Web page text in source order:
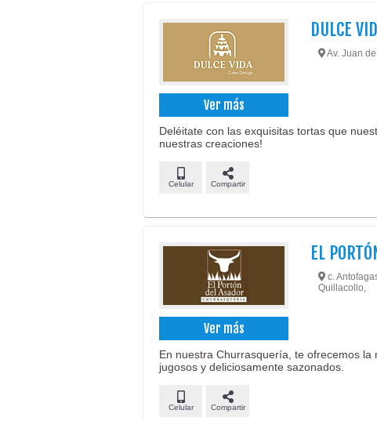
Ver más
DULCE
Av. Juan
Deléitate con las exquisitas tortas que
nuestras creaciones!
Celular Compartir
Ver más
EL
c.
Quillacollo,
En nuestra Churrasquería, te ofrecemos
jugosos y deliciosamente sazonados.
Celular Compartir